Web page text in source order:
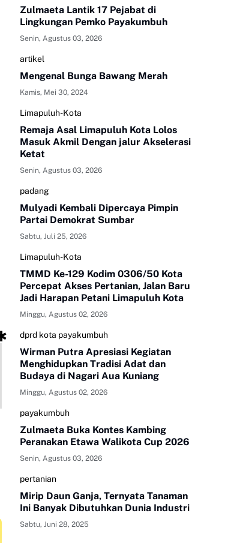
Zulmaeta Lantik 17 Pejabat di
Lingkungan Pemko Payakumbuh
Senin, Agustus 03, 2026
artikel
Mengenal Bunga Bawang Merah
Kamis, Mei 30, 2024
Limapuluh-Kota
Remaja Asal Limapuluh Kota Lolos
Masuk Akmil Dengan jalur Akselerasi
Ketat
Senin, Agustus 03, 2026
padang
Mulyadi Kembali Dipercaya Pimpin
Partai Demokrat Sumbar
Sabtu, Juli 25, 2026
Limapuluh-Kota
TMMD Ke-129 Kodim 0306/50 Kota
Percepat Akses Pertanian, Jalan Baru
Jadi Harapan Petani Limapuluh Kota
Minggu, Agustus 02, 2026
dprd kota payakumbuh
Wirman Putra Apresiasi Kegiatan
Menghidupkan Tradisi Adat dan
Budaya di Nagari Aua Kuniang
Minggu, Agustus 02, 2026
payakumbuh
Zulmaeta Buka Kontes Kambing
Peranakan Etawa Walikota Cup 2026
Senin, Agustus 03, 2026
pertanian
Mirip Daun Ganja, Ternyata Tanaman
Ini Banyak Dibutuhkan Dunia Industri
Sabtu, Juni 28, 2025